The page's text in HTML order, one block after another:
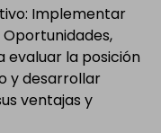
Implementar
Oportunidades,
evaluar la posición
y desarrollar
ventajas y